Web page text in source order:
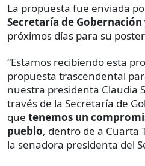
La propuesta fue enviada
Secretaría de Gobernación
próximos días para su
“Estamos recibiendo esta
propuesta trascendental
nuestra presidenta Claudia
través de la Secretaría de
que tenemos un
pueblo, dentro de a Cuarta
la senadora presidenta del